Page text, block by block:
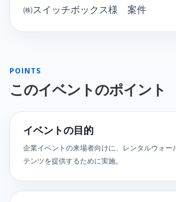
㈱スイッチボックス様 案件
POINTS
このイベントのポイント
イベントの目的
企業イベントの来場者向けに、レンタルウォー
テンツを提供するために実施。